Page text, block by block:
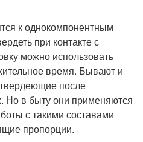
к однокомпонентным
при контакте с
можно использовать
время. Бывают и
после
Но в быту они применяются
с такими составами
пропорции.